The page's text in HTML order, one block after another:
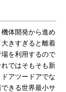
体開発から進め
きすぎると離着
を利用するので
ではそもそも新
アツードアでな
きる世界最小サ